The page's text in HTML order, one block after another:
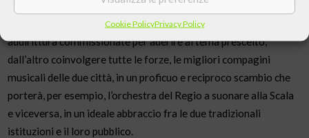
Cookie PolicyPrivacy Policy
unitario – Padri e figli – è duplice: da un lato offrire al pubblico
programmi ed esecuzioni appositamente studiate, se non
addirittura commissionate per aderire al tema prescelto;
dall’altro coinvolgere tutte le forze, le migliori compagini
musicali delle due città, in un proficuo e reciproco scambio che
porterà, per esempio, l’orchestra del Regio a suonare alla Scala
e viceversa, in un ideale abbraccio fra le due tradizionali
istituzioni e il loro pubblico.